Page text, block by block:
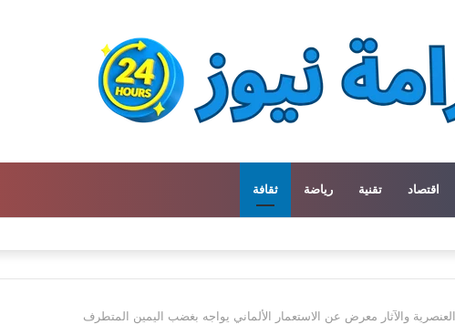
اقتصاد تقنية رياضة ثقافة
الأردنية تعيد إحياء الحرف اليدوية وتحافظ على التراث للأجيال الجديدة
العنصرية والآثار معرض عن الاستعمار الألماني يواجه بغضب اليمين المتطرف